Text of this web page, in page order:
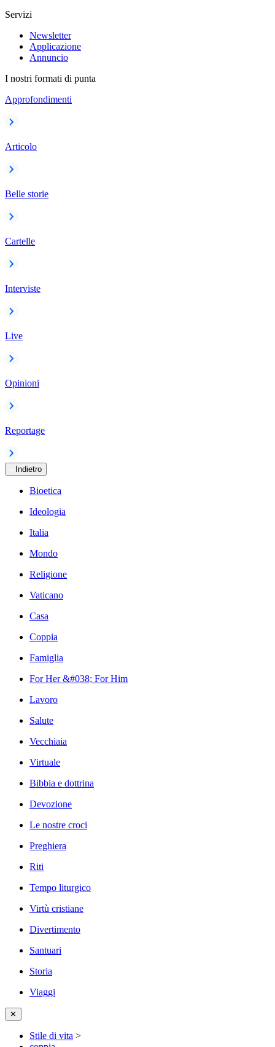
Servizi
Newsletter
Applicazione
Annuncio
I nostri formati di punta
Approfondimenti
Articolo
Belle storie
Cartelle
Interviste
Live
Opinioni
Reportage
Indietro
Bioetica
Ideologia
Italia
Mondo
Religione
Vaticano
Casa
Coppia
Famiglia
For Her &#038; For Him
Lavoro
Salute
Vecchiaia
Virtuale
Bibbia e dottrina
Devozione
Le nostre croci
Preghiera
Riti
Tempo liturgico
Virtù cristiane
Divertimento
Santuari
Storia
Viaggi
✕
Stile di vita >